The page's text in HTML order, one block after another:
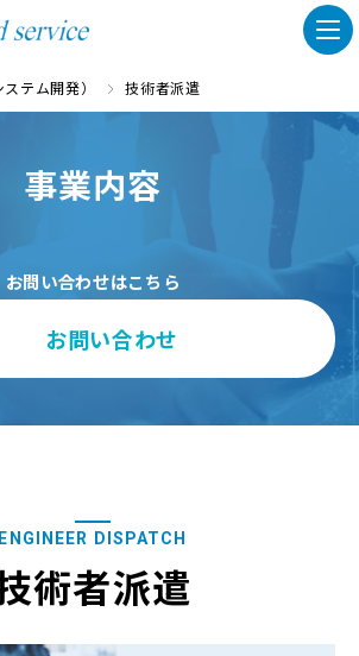
テム開発） 技術者派遣
事業内容
お問い合わせはこちら
お問い合わせ
ENGINEER DISPATCH
術者派遣